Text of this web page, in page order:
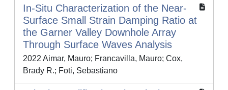
In-Situ Characterization of the Near-
Surface Small Strain Damping Ratio at
the Garner Valley Downhole Array
Through Surface Waves Analysis
2022 Aimar, Mauro; Francavilla, Mauro; Cox,
Brady R.; Foti, Sebastiano